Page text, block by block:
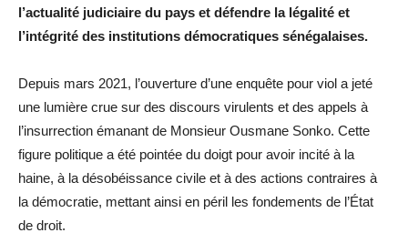
l’actualité judiciaire du pays et défendre la légalité et
l’intégrité des institutions démocratiques sénégalaises.
Depuis mars 2021, l’ouverture d’une enquête pour viol a jeté
une lumière crue sur des discours virulents et des appels à
l’insurrection émanant de Monsieur Ousmane Sonko. Cette
figure politique a été pointée du doigt pour avoir incité à la
haine, à la désobéissance civile et à des actions contraires à
la démocratie, mettant ainsi en péril les fondements de l’État
de droit.